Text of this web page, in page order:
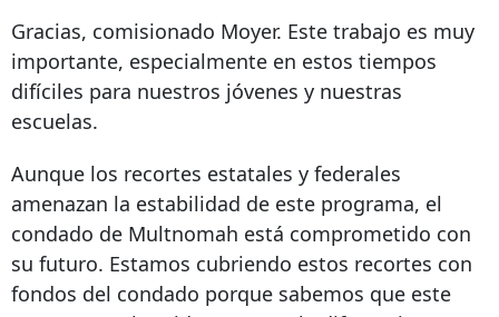
Gracias, comisionado Moyer. Este trabajo es muy
importante, especialmente en estos tiempos
difíciles para nuestros jóvenes y nuestras
escuelas.
Aunque los recortes estatales y federales
amenazan la estabilidad de este programa, el
condado de Multnomah está comprometido con
su futuro. Estamos cubriendo estos recortes con
fondos del condado porque sabemos que este